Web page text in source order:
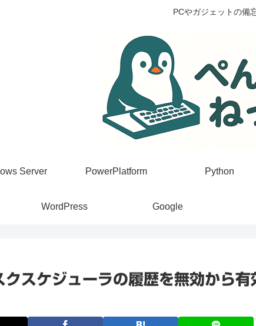
PCやガジェットの備
Server PowerPlatform Python
WordPress Google
スケジューラの履歴を無効から有